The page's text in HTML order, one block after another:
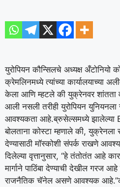
युरोपियन कौन्सिलचे अध्यक्ष अँटोनियो
क्रेमलिनमध्ये त्यांच्या कार्यालयाच्या
केला आणि म्हटले की युक्रेनवर शांतता
आली नसली तरीही युरोपियन
आवश्यकता आहे.ब्रुसेल्समध्ये झालेल्या
बोलताना कोस्टा म्हणाले की, युक्रेनला
देण्यासाठी मॉस्कोशी संपर्क राखणे
दिलेल्या वृत्तानुसार, “हे तंतोतंत आहे
मार्गाने पाठिंबा देण्याची देखील गरज
राजनैतिक चॅनेल असणे आवश्यक आहे.”